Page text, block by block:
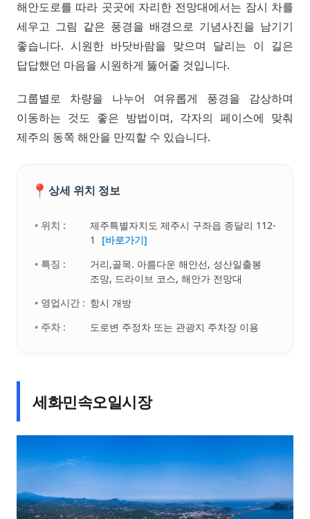
해안도로를 따라 곳곳에 자리한 전망대에서는 잠시 차를
세우고 그림 같은 풍경을 배경으로 기념사진을 남기기
좋습니다. 시원한 바닷바람을 맞으며 달리는 이 길은
답답했던 마음을 시원하게 뚫어줄 것입니다.
그룹별로 차량을 나누어 여유롭게 풍경을 감상하며
이동하는 것도 좋은 방법이며, 각자의 페이스에 맞춰
제주의 동쪽 해안을 만끽할 수 있습니다.
📍 상세 위치 정보
• 위치 :
제주특별자치도 제주시 구좌읍 종달리 112-
1
[바로가기]
• 특징 :
거리,골목. 아름다운 해안선, 성산일출봉
조망, 드라이브 코스, 해안가 전망대
• 영업시간 : 항시 개방
• 주차 :
도로변 주정차 또는 관광지 주차장 이용
세화민속오일시장